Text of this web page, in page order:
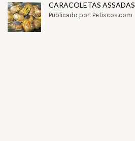
CARACOLETAS ASSADAS
Publicado por: Petiscos.com